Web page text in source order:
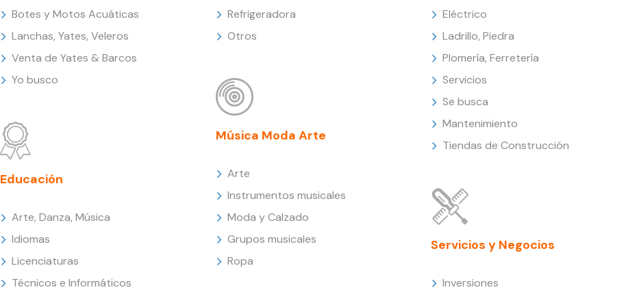
Botes y Motos Acuáticas
Lanchas, Yates, Veleros
Venta de Yates & Barcos
Yo busco
Educación
Arte, Danza, Música
Idiomas
Licenciaturas
Técnicos e Informáticos
Refrigeradora
Otros
Música Moda Arte
Arte
Instrumentos musicales
Moda y Calzado
Grupos musicales
Ropa
Eléctrico
Ladrillo, Piedra
Plomería, Ferretería
Servicios
Se busca
Mantenimiento
Tiendas de Construcción
Servicios y Negocios
Inversiones